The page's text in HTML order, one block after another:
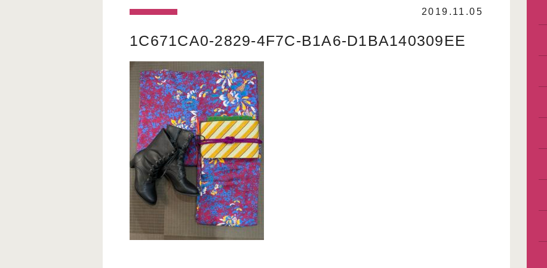
2019.11.05
1C671CA0-2829-4F7C-B1A6-D1BA140309EE